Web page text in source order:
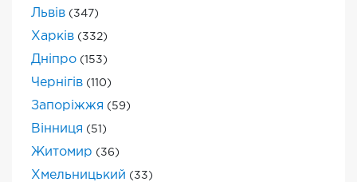
Львів (347)
Харків (332)
Дніпро (153)
Чернігів (110)
Запоріжжя (59)
Вінниця (51)
Житомир (36)
Хмельницький (33)